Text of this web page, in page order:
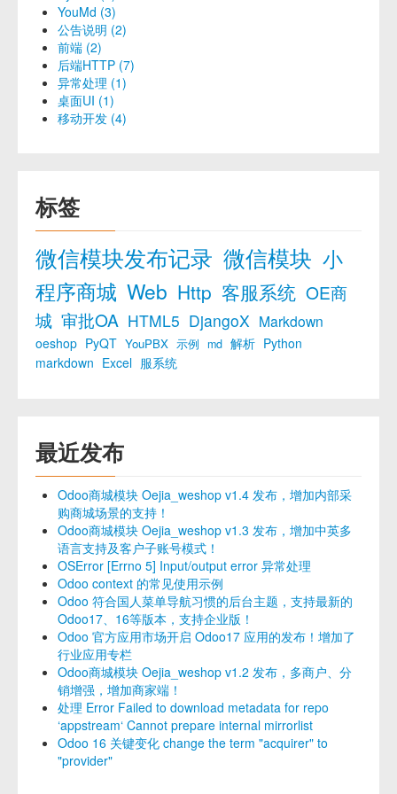
YouMd (3)
公告说明 (2)
前端 (2)
后端HTTP (7)
异常处理 (1)
桌面UI (1)
移动开发 (4)
标签
微信模块发布记录 微信模块 小
程序商城 Web Http 客服系统 OE商
城 审批OA HTML5 DjangoX Markdown
oeshop PyQT YouPBX 示例 md 解析 Python
markdown Excel 服系统
最近发布
Odoo商城模块 Oejia_weshop v1.4 发布，增加内部采
购商城场景的支持！
Odoo商城模块 Oejia_weshop v1.3 发布，增加中英多
语言支持及客户子账号模式！
OSError [Errno 5] Input/output error 异常处理
Odoo context 的常见使用示例
Odoo 符合国人菜单导航习惯的后台主题，支持最新的
Odoo17、16等版本，支持企业版！
Odoo 官方应用市场开启 Odoo17 应用的发布！增加了
行业应用专栏
Odoo商城模块 Oejia_weshop v1.2 发布，多商户、分
销增强，增加商家端！
处理 Error Failed to download metadata for repo
‘appstream‘ Cannot prepare internal mirrorlist
Odoo 16 关键变化 change the term "acquirer" to
"provider"